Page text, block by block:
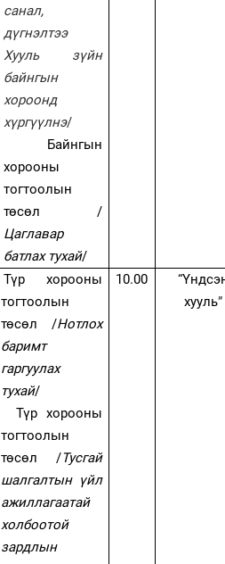
санал,
дүгнэлтээ
Хууль зүйн
байнгын
хороонд
хүргүүлнэ/
Байнгын
хорооны
тогтоолын
төсөл /
Цаглавар
батлах тухай/
Түр хорооны
тогтоолын
төсөл /Нотлох
баримт
гаргуулах
тухай/
Түр хорооны
тогтоолын
төсөл /Тусгай
шалгалтын үйл
ажиллагаатай
холбоотой
зардлын
10.00
хууль”